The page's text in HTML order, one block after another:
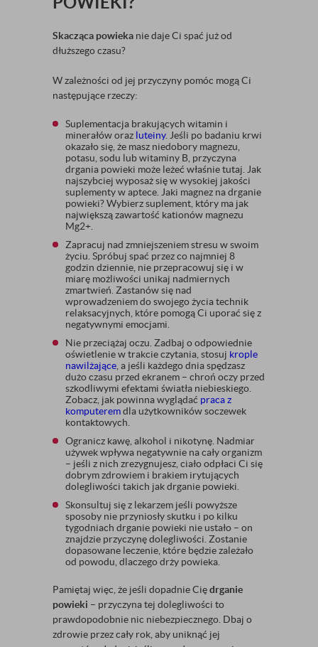
Skacząca powieka nie daje Ci spać już od
dłuższego czasu?
W zależności od jej przyczyny pomóc mogą Ci
następujące rzeczy:
Suplementacja brakujących witamin i
minerałów oraz luteiny. Jeśli po badaniu krwi
okazało się, że masz niedobory magnezu,
potasu, sodu lub witaminy B, przyczyna
drgania powieki może leżeć właśnie tutaj. Jak
najszybciej wyposaż się w wysokiej jakości
suplementy w aptece. Jaki magnez na drganie
powieki? Wybierz suplement, który ma jak
największą zawartość kationów magnezu
Mg2+.
Zapracuj nad zmniejszeniem stresu w swoim
życiu. Spróbuj spać przez co najmniej 8
godzin dziennie, nie przepracowuj się i w
miarę możliwości unikaj nadmiernych
zmartwień. Zastanów się nad
wprowadzeniem do swojego życia technik
relaksacyjnych, które pomogą Ci uporać się z
negatywnymi emocjami.
Nie przeciążaj oczu. Zadbaj o odpowiednie
oświetlenie w trakcie czytania, stosuj krople
nawilżające, a jeśli każdego dnia spędzasz
dużo czasu przed ekranem – chroń oczy przed
szkodliwymi efektami światła niebieskiego.
Zobacz, jak powinna wyglądać praca z
komputeremdla użytkowników soczewek
kontaktowych.
Ogranicz kawę, alkohol i nikotynę. Nadmiar
używek wpływa negatywnie na cały organizm
– jeśli z nich zrezygnujesz, ciało odpłaci Ci się
dobrym zdrowiem i brakiem irytujących
dolegliwości takich jak drganie powieki.
Skonsultuj się z lekarzem jeśli powyższe
sposoby nie przyniosły skutku i po kilku
tygodniach drganie powieki nie ustało – on
znajdzie przyczynę dolegliwości. Zostanie
dopasowane leczenie, które będzie zależało
od powodu, dlaczego drży powieka.
Pamiętaj więc, że jeśli dopadnie Ciędrganie
powieki – przyczyna tej dolegliwości to
prawdopodobnie nic niebezpiecznego. Dbaj o
zdrowie przez cały rok, aby uniknąć jej